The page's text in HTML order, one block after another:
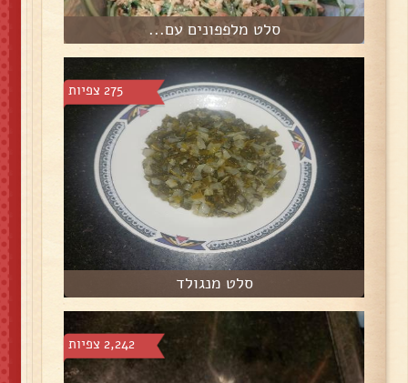
סלט מלפפונים עם...
275 צפיות
סלט מנגולד
2,242 צפיות